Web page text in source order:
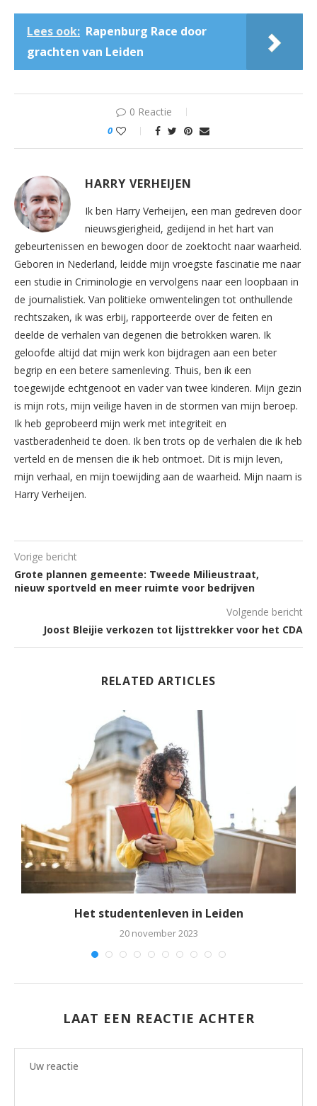
Lees ook: Rapenburg Race door
grachten van Leiden
0 Reactie
0
HARRY VERHEIJEN
Ik ben Harry Verheijen, een man gedreven door
nieuwsgierigheid, gedijend in het hart van
gebeurtenissen en bewogen door de zoektocht naar waarheid.
Geboren in Nederland, leidde mijn vroegste fascinatie me naar
een studie in Criminologie en vervolgens naar een loopbaan in
de journalistiek. Van politieke omwentelingen tot onthullende
rechtszaken, ik was erbij, rapporteerde over de feiten en
deelde de verhalen van degenen die betrokken waren. Ik
geloofde altijd dat mijn werk kon bijdragen aan een beter
begrip en een betere samenleving. Thuis, ben ik een
toegewijde echtgenoot en vader van twee kinderen. Mijn gezin
is mijn rots, mijn veilige haven in de stormen van mijn beroep.
Ik heb geprobeerd mijn werk met integriteit en
vastberadenheid te doen. Ik ben trots op de verhalen die ik heb
verteld en de mensen die ik heb ontmoet. Dit is mijn leven,
mijn verhaal, en mijn toewijding aan de waarheid. Mijn naam is
Harry Verheijen.
Vorige bericht
Grote plannen gemeente: Tweede Milieustraat,
nieuw sportveld en meer ruimte voor bedrijven
Volgende bericht
Joost Bleijie verkozen tot lijsttrekker voor het CDA
RELATED ARTICLES
Het studentenleven in Leiden
20 november 2023
LAAT EEN REACTIE ACHTER